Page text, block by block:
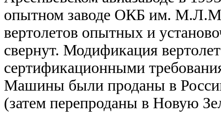
опытном заводе ОКБ им.
вертолетов опытных и
свернут. Модификация
сертификационными
Машины были проданы в
(затем перепроданы в Новую